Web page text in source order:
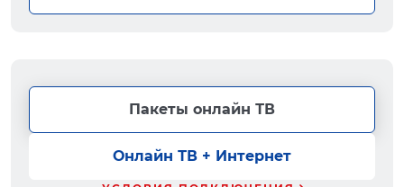
Пакеты онлайн ТВ
Онлайн ТВ + Интернет